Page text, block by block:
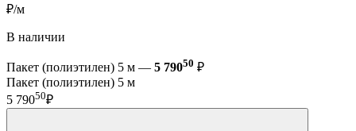
₽/м
В наличии
Пакет (полиэтилен) 5 м — 5 79050 ₽
Пакет (полиэтилен) 5 м
5 79050₽